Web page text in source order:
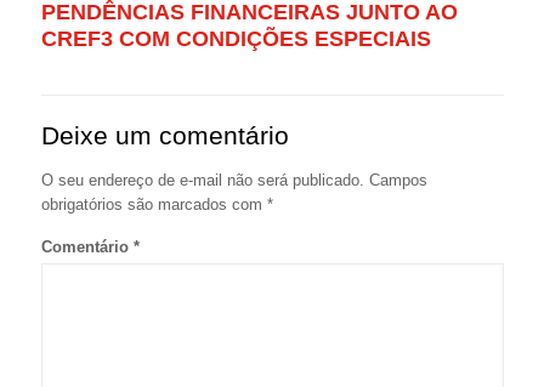
PENDÊNCIAS FINANCEIRAS JUNTO AO
CREF3 COM CONDIÇÕES ESPECIAIS
Deixe um comentário
O seu endereço de e-mail não será publicado. Campos
obrigatórios são marcados com *
Comentário *